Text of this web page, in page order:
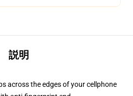
説明
across the edges of your cellphone